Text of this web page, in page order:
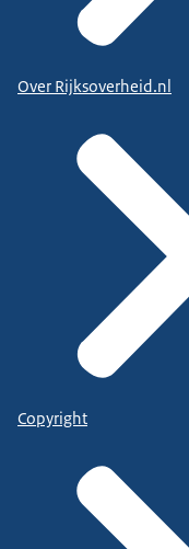
Over Rijksoverheid.nl
Copyright